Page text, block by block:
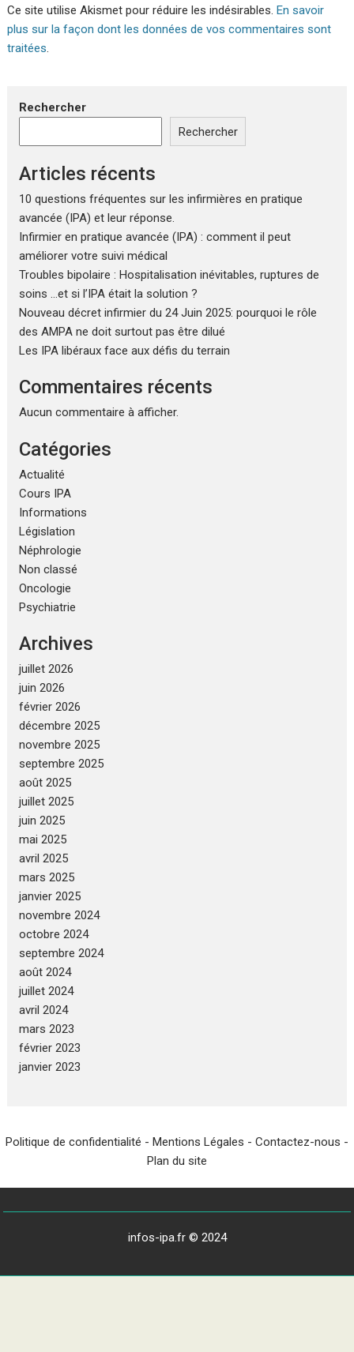
Ce site utilise Akismet pour réduire les indésirables.En savoir
plus sur la façon dont les données de vos commentaires sont
traitées.
Rechercher
Rechercher
Articles récents
10 questions fréquentes sur les infirmières en pratique
avancée (IPA) et leur réponse.
Infirmier en pratique avancée (IPA) : comment il peut
améliorer votre suivi médical
Troubles bipolaire : Hospitalisation inévitables, ruptures de
soins …et si l’IPA était la solution ?
Nouveau décret infirmier du 24 Juin 2025: pourquoi le rôle
des AMPA ne doit surtout pas être dilué
Les IPA libéraux face aux défis du terrain
Commentaires récents
Aucun commentaire à afficher.
Catégories
Actualité
Cours IPA
Informations
Législation
Néphrologie
Non classé
Oncologie
Psychiatrie
Archives
juillet 2026
juin 2026
février 2026
décembre 2025
novembre 2025
septembre 2025
août 2025
juillet 2025
juin 2025
mai 2025
avril 2025
mars 2025
janvier 2025
novembre 2024
octobre 2024
septembre 2024
août 2024
juillet 2024
avril 2024
mars 2023
février 2023
janvier 2023
Politique de confidentialité - Mentions Légales - Contactez-nous -
Plan du site
infos-ipa.fr © 2024